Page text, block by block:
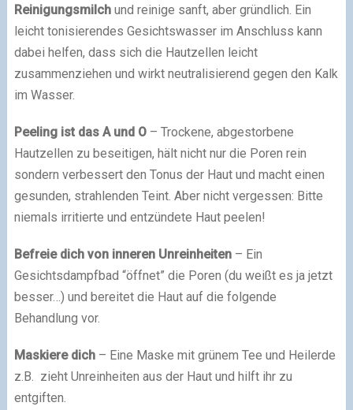
Reinigungsmilchund reinige sanft, aber gründlich. Ein
leicht tonisierendes Gesichtswasser im Anschluss kann
dabei helfen, dass sich die Hautzellen leicht
zusammenziehen und wirkt neutralisierend gegen den Kalk
im Wasser.
Peeling ist das A und O– Trockene, abgestorbene
Hautzellen zu beseitigen, hält nicht nur die Poren rein
sondern verbessert den Tonus der Haut und macht einen
gesunden, strahlenden Teint. Aber nicht vergessen: Bitte
niemals irritierte und entzündete Haut peelen!
Befreie dich von inneren Unreinheiten– Ein
Gesichtsdampfbad “öffnet” die Poren (du weißt es ja jetzt
besser…) und bereitet die Haut auf die folgende
Behandlung vor.
Maskiere dich– Eine Maske mit grünem Tee und Heilerde
z.B. zieht Unreinheiten aus der Haut und hilft ihr zu
entgiften.